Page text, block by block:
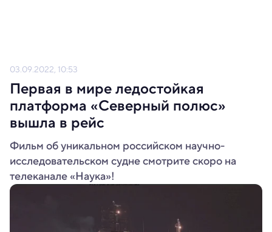
03.09.2022, 10:53
Первая в мире ледостойкая
платформа «Северный полюс»
вышла в рейс
Фильм об уникальном российском научно-
исследовательском судне смотрите скоро на
телеканале «Наука»!